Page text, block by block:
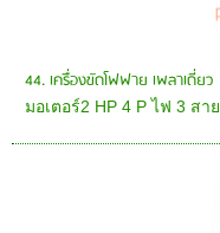
44. เครื่องขัดโฟฟาย เพลาเดี่ยว
มอเตอร์2 HP 4 P ไฟ 3 สาย